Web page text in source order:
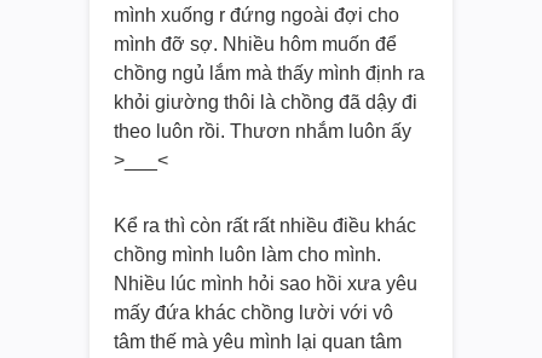
mình xuống r đứng ngoài đợi cho
mình đỡ sợ. Nhiều hôm muốn để
chồng ngủ lắm mà thấy mình định ra
khỏi giường thôi là chồng đã dậy đi
theo luôn rồi. Thươn nhắm luôn ấy
>___<
Kể ra thì còn rất rất nhiều điều khác
chồng mình luôn làm cho mình.
Nhiều lúc mình hỏi sao hồi xưa yêu
mấy đứa khác chồng lười với vô
tâm thế mà yêu mình lại quan tâm